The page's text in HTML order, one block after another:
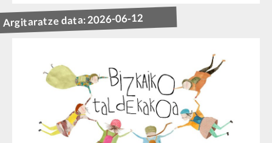
Argitaratze data: 2026-06-12